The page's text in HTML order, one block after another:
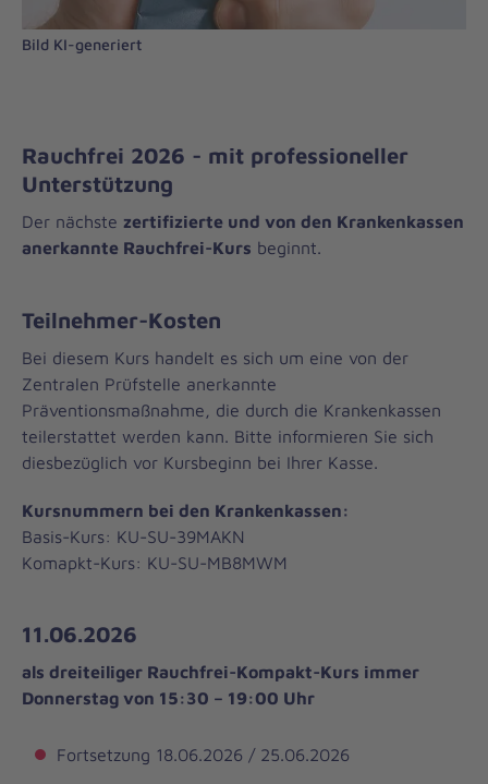
Bild KI-generiert
Rauchfrei 2026 - mit professioneller
Unterstützung
Der nächste zertifizierte und von den Krankenkassen
anerkannte Rauchfrei-Kurs beginnt.
Teilnehmer-Kosten
Bei diesem Kurs handelt es sich um eine von der
Zentralen Prüfstelle anerkannte
Präventionsmaßnahme, die durch die Krankenkassen
teilerstattet werden kann. Bitte informieren Sie sich
diesbezüglich vor Kursbeginn bei Ihrer Kasse.
Kursnummern bei den Krankenkassen:
Basis-Kurs: KU-SU-39MAKN
Komapkt-Kurs: KU-SU-MB8MWM
11.06.2026
als dreiteiliger Rauchfrei-Kompakt-Kurs immer
Donnerstag von 15:30 – 19:00 Uhr
Fortsetzung 18.06.2026 / 25.06.2026